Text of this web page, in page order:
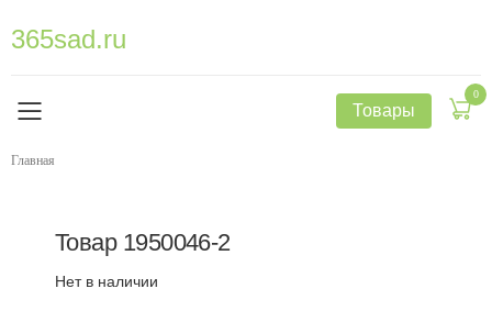
365sad.ru
Товары
0
Главная
Товар 1950046-2
Нет в наличии